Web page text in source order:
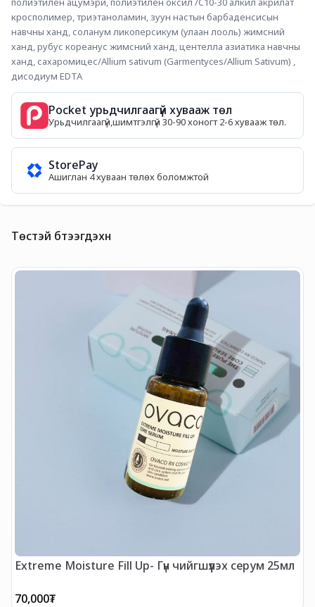
кросполимер, триэтаноламин, зуун настын барбаденсисын
навчны ханд, соланум ликоперсикум (улаан лооль) жимсний
ханд, рубус кореанус жимсний ханд, центелла азиатика навчны
ханд, сахаромицес/Allium sativum (Garmentyces/Allium Sativum) ,
дисодиум EDTA
Pocket урьдчилгаагүй хувааж төл
Урьдчилгаагүй,шимтгэлгүй 30-90 хоногт 2-6 хувааж төл.
StorePay
Ашиглан 4 хуваан төлөх боломжтой
Төстэй бүтээгдэхүүн
Extreme Moisture Fill Up- Гүн чийгшүүлэх серум 25мл
70,000₮